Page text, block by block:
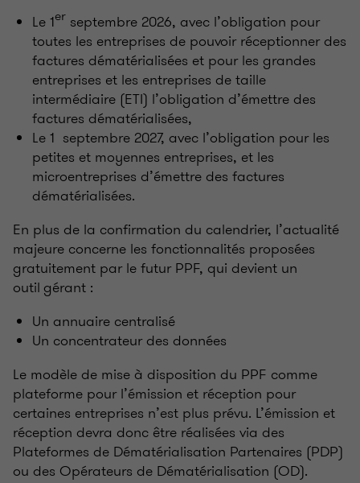
Le 1er septembre 2026, avec l’obligation pour
toutes les entreprises de pouvoir réceptionner des
factures dématérialisées et pour les grandes
entreprises et les entreprises de taille
intermédiaire (ETI) l’obligation d’émettre des
factures dématérialisées,
Le 1 septembre 2027, avec l’obligation pour les
petites et moyennes entreprises, et les
microentreprises d’émettre des factures
dématérialisées.
En plus de la confirmation du calendrier, l’actualité
majeure concerne les fonctionnalités proposées
gratuitement par le futur PPF, qui devient un
outil gérant :
Un annuaire centralisé
Un concentrateur des données
Le modèle de mise à disposition du PPF comme
plateforme pour l’émission et réception pour
certaines entreprises n’est plus prévu. L’émission et
réception devra donc être réalisées via des
Plateformes de Dématérialisation Partenaires (PDP)
ou des Opérateurs de Dématérialisation (OD).